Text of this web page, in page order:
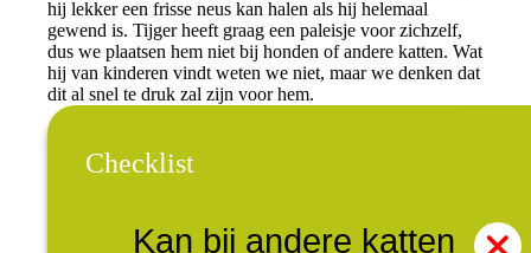
hij lekker een frisse neus kan halen als hij helemaal
gewend is. Tijger heeft graag een paleisje voor zichzelf,
dus we plaatsen hem niet bij honden of andere katten. Wat
hij van kinderen vindt weten we niet, maar we denken dat
dit al snel te druk zal zijn voor hem.
Checklist
Kan bij andere katten